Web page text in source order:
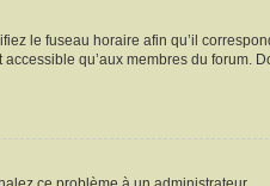
le fuseau horaire afin qu’il
qu’aux membres du forum.